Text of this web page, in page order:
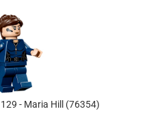
- Maria Hill (76354)